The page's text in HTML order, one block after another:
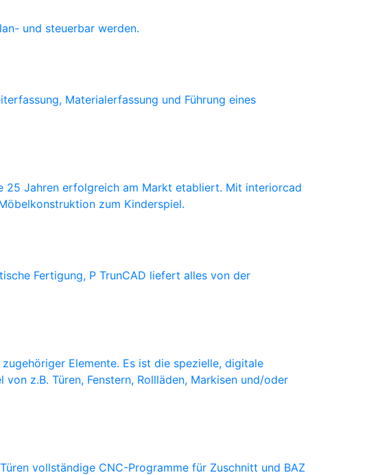
und steuerbar werden.
Materialerfassung und Führung eines
25 Jahren erfolgreich am Markt etabliert. Mit interiorcad
zum Kinderspiel.
Fertigung, P TrunCAD liefert alles von der
Elemente. Es ist die spezielle, digitale
z.B. Türen, Fenstern, Rollläden, Markisen und/oder
vollständige CNC-Programme für Zuschnitt und BAZ